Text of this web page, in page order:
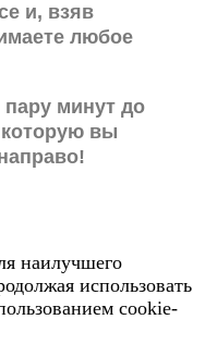
и, взяв
любое
пару минут до
которую вы
наилучшего
использовать
cookie-